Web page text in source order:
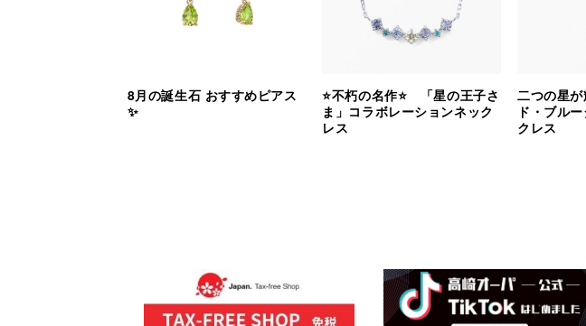
8月の誕生石 おすすめピアス
✨
⭐️不朽の名作⭐️ 「星の王子さ
ま」コラボレーションネック
レス
二つの星
ド・ブル
クレス